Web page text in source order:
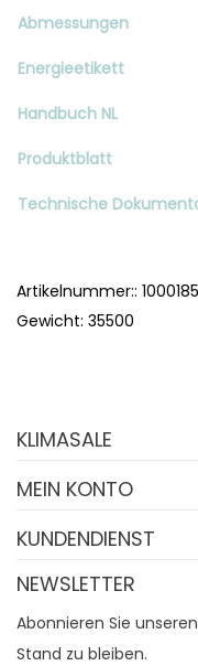
Abmessungen
Energieetikett
Handbuch NL
Produktblatt
Technische
Artikelnummer:: 1000185
Gewicht: 35500
KLIMASALE
MEIN KONTO
KUNDENDIENST
NEWSLETTER
Abonnieren Sie
Stand zu bleiben.